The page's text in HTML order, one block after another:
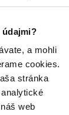
údajmi?
a mohli
cookies.
stránka
web